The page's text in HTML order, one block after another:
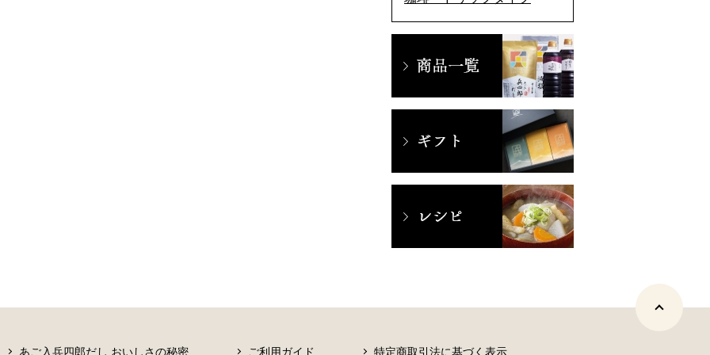
あご入兵四郎だし おいしさの秘密 ご利用ガイド 特定商取引法に基づく表示